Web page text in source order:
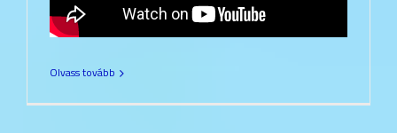
Olvass tovább